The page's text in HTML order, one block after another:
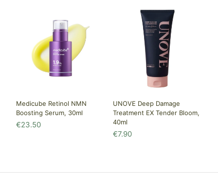
Medicube Retinol NMN
Boosting Serum, 30ml
€23.50
UNOVE Deep Damage
Treatment EX Tender Bloom,
40ml
€7.90